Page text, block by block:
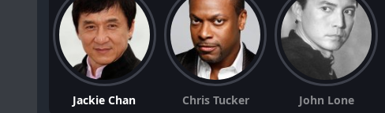
Jackie Chan Chris Tucker John Lone